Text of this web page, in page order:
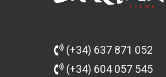
(+34) 637 871 052
(+34) 604 057 545